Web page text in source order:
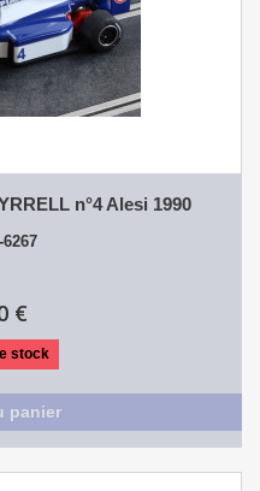
n°4 Alesi 1990
6267
€
stock
panier